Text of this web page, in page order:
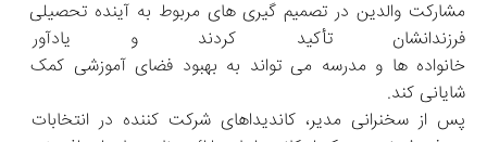
مشارکت والدین در تصمیم‌ گیری‌ های مربوط به آینده تحصیلی
فرزندانشان تأکید کردند و
خانواده‌ ها و مدرسه می ‌تواند به بهبود فضای آموزشی کمک
شایانی کند.
پس از سخنرانی مدیر، کاندیداهای شرکت ‌کننده در انتخابات